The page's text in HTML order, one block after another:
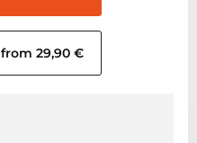
from 29,90 €